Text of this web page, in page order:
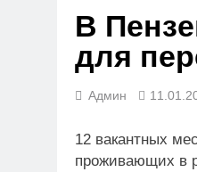
В
для
Админ
12 вакантных
проживающих в